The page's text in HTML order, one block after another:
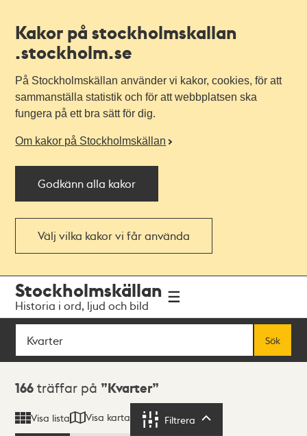
Kakor på stockholmskallan
.stockholm.se
På Stockholmskällan använder vi kakor, cookies, för att
sammanställa statistik och för att webbplatsen ska
fungera på ett bra sätt för dig.
Om kakor på Stockholmskällan
Godkänn alla kakor
Välj vilka kakor vi får använda
navigationen
huvudinnehållet
Stockholmskällan
Historia i ord, ljud och bild
Sök
Sök
Sökresultat
166 träffar på Kvarter
Visa lista Visa karta Filtrera